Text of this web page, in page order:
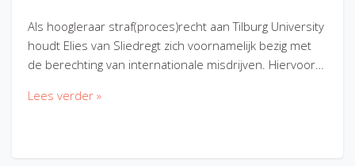
Als hoogleraar straf(proces)recht aan Tilburg University
houdt Elies van Sliedregt zich voornamelijk bezig met
de berechting van internationale misdrijven. Hiervoor…
Lees verder »